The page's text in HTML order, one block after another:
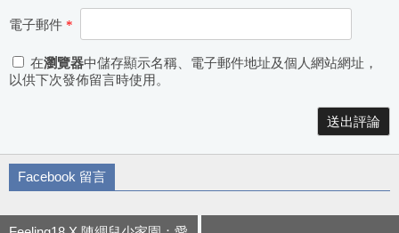
電子郵件 *
在瀏覽器中儲存顯示名稱、電子郵件地址及個人網站網址，
以供下次發佈留言時使用。
Facebook 留言